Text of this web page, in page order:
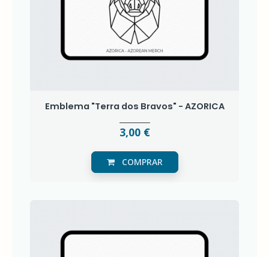
Emblema "Terra dos Bravos" - AZORICA
3,00 €
COMPRAR